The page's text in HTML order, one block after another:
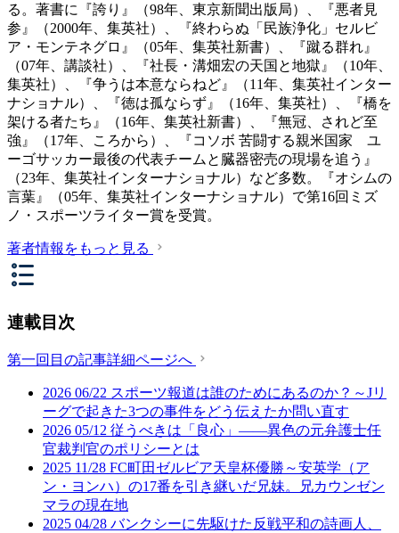
る。著書に『誇り』（98年、東京新聞出版局）、『悪者見
参』（2000年、集英社）、『終わらぬ「民族浄化」セルビ
ア・モンテネグロ』（05年、集英社新書）、『蹴る群れ』
（07年、講談社）、『社長・溝畑宏の天国と地獄』（10年、
集英社）、『争うは本意ならねど』（11年、集英社インター
ナショナル）、『徳は孤ならず』（16年、集英社）、『橋を
架ける者たち』（16年、集英社新書）、『無冠、されど至
強』（17年、ころから）、『コソボ 苦闘する親米国家 ユ
ーゴサッカー最後の代表チームと臓器密売の現場を追う』
（23年、集英社インターナショナル）など多数。『オシムの
言葉』（05年、集英社インターナショナル）で第16回ミズ
ノ・スポーツライター賞を受賞。
著者情報をもっと見る
連載目次
第一回目の記事詳細ページへ
2026 06/22 スポーツ報道は誰のためにあるのか？～Jリ
ーグで起きた3つの事件をどう伝えたか問い直す
2026 05/12 従うべきは「良心」――異色の元弁護士任
官裁判官のポリシーとは
2025 11/28 FC町田ゼルビア天皇杯優勝～安英学（ア
ン・ヨンハ）の17番を引き継いだ兄妹。兄カウンゼン
マラの現在地
2025 04/28 バンクシーに先駆けた反戦平和の詩画人、